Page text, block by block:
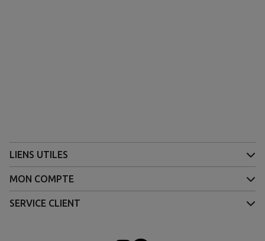
LIENS UTILES
MON COMPTE
SERVICE CLIENT